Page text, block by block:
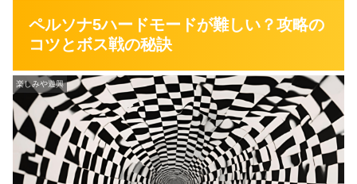
ペルソナ5ハードモードが難しい？攻略の
コツとボス戦の秘訣
楽しみや遊興